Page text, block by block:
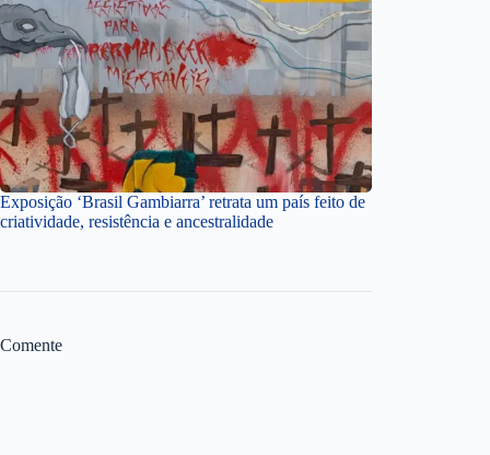
Exposição ‘Brasil Gambiarra’ retrata um país feito de
criatividade, resistência e ancestralidade
Comente